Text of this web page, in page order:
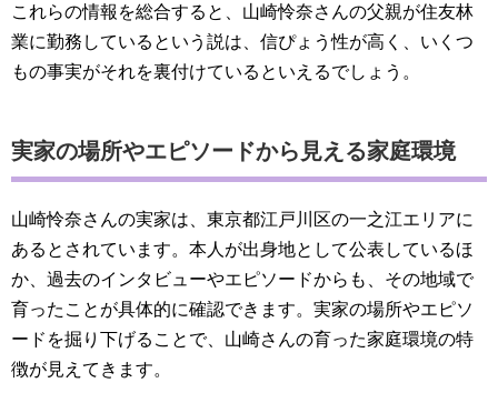
これらの情報を総合すると、山崎怜奈さんの父親が住友林
業に勤務しているという説は、信ぴょう性が高く、いくつ
もの事実がそれを裏付けているといえるでしょう。
実家の場所やエピソードから見える家庭環境
山崎怜奈さんの実家は、東京都江戸川区の一之江エリアに
あるとされています。本人が出身地として公表しているほ
か、過去のインタビューやエピソードからも、その地域で
育ったことが具体的に確認できます。実家の場所やエピソ
ードを掘り下げることで、山崎さんの育った家庭環境の特
徴が見えてきます。